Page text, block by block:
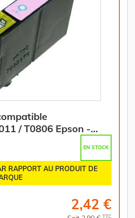
/ T0806 Epson -
EN STOCK
RAPPORT AU PRODUIT DE
2,42 €
TTC